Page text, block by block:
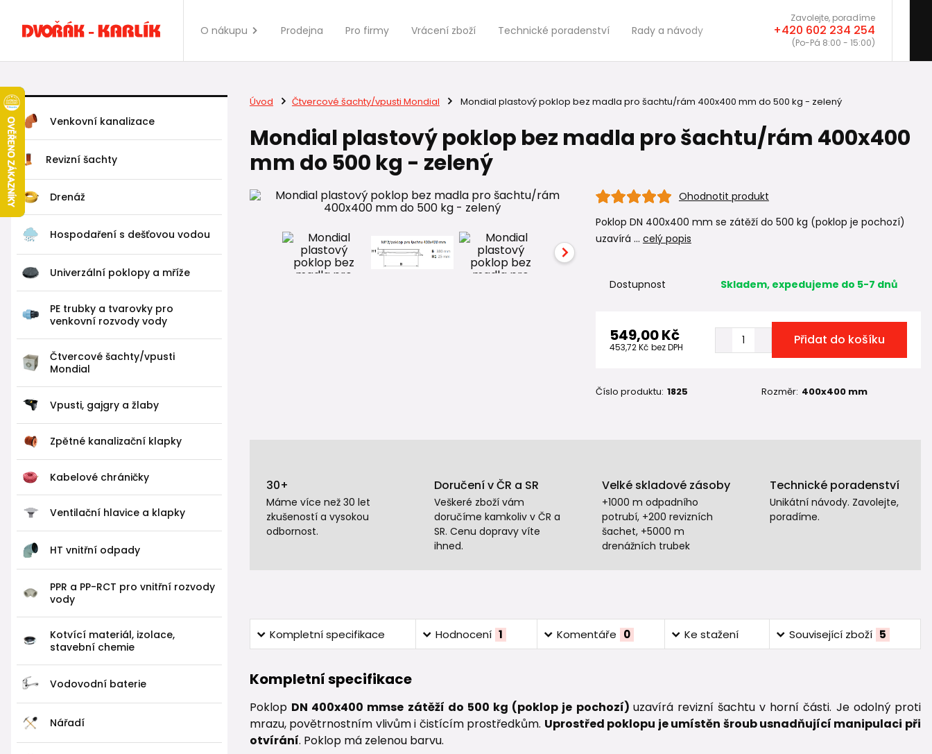
O nákupu Prodejna Pro firmy Vrácení zboží Technické poradenství Rady a návody
Zavolejte, poradíme
+420 602 234 254
(Po-Pá 8:00 - 15:00)
Venkovní kanalizace
Revizní šachty
Drenáž
Hospodaření s dešťovou vodou
Univerzální poklopy a mříže
PE trubky a tvarovky pro
venkovní rozvody vody
Čtvercové šachty/vpusti
Mondial
Vpusti, gajgry a žlaby
Zpětné kanalizační klapky
Kabelové chráničky
Ventilační hlavice a klapky
HT vnitřní odpady
PPR a PP-RCT pro vnitřní rozvody
vody
Kotvící materiál, izolace,
stavební chemie
Vodovodní baterie
Nářadí
Úvod Čtvercové šachty/vpusti Mondial Mondial plastový poklop bez madla pro šachtu/rám 400x400 mm do 500 kg - zelený
Mondial plastový poklop bez madla pro šachtu/rám 400x400
mm do 500 kg - zelený
Ohodnotit produkt
Poklop DN 400x400 mm se zátěží do 500 kg (poklop je pochozí)
uzavírá ... celý popis
Dostupnost Skladem, expedujeme do 5-7 dnů
549,00 Kč
453,72 Kč bez DPH Přidat do košíku
Číslo produktu: 1825 Rozměr: 400x400 mm
30+
Máme více než 30 let
zkušeností a vysokou
odbornost.
Doručení v ČR a SR
Veškeré zboží vám
doručíme kamkoliv v ČR a
SR. Cenu dopravy víte
ihned.
Velké skladové zásoby
+1000 m odpadního
potrubí, +200 revizních
šachet, +5000 m
drenážních trubek
Technické poradenství
Unikátní návody. Zavolejte,
poradíme.
Kompletní specifikace Hodnocení 1 Komentáře 0 Ke stažení Související zboží 5
Kompletní specifikace
Poklop DN 400x400 mmse zátěží do 500 kg (poklop je pochozí) uzavírá revizní šachtu v horní části. Je odolný proti
mrazu, povětrnostním vlivům i čistícím prostředkům. Uprostřed poklopu je umístěn šroub usnadňující manipulaci při
otvírání. Poklop má zelenou barvu.